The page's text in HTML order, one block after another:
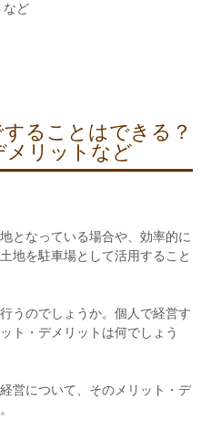
など
ることはできる？
メリットなど
となっている場合や、効率的に
地を駐車場として活用すること
うのでしょうか。個人で経営す
ト・デメリットは何でしょう
営について、そのメリット・デ